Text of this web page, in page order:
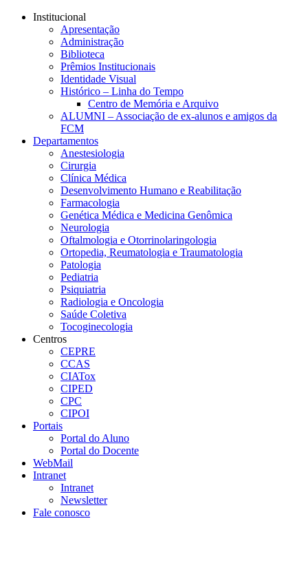
Conteúdo principal
Institucional
Apresentação
Administração
Biblioteca
Prêmios Institucionais
Identidade Visual
Histórico – Linha do Tempo
Centro de Memória e Arquivo
ALUMNI – Associação de ex-alunos e amigos da
FCM
Departamentos
Anestesiologia
Cirurgia
Clínica Médica
Desenvolvimento Humano e Reabilitação
Farmacologia
Genética Médica e Medicina Genômica
Neurologia
Oftalmologia e Otorrinolaringologia
Ortopedia, Reumatologia e Traumatologia
Patologia
Pediatria
Psiquiatria
Radiologia e Oncologia
Saúde Coletiva
Tocoginecologia
Centros
CEPRE
CCAS
CIATox
CIPED
CPC
CIPOI
Portais
Portal do Aluno
Portal do Docente
WebMail
Intranet
Intranet
Newsletter
Fale conosco